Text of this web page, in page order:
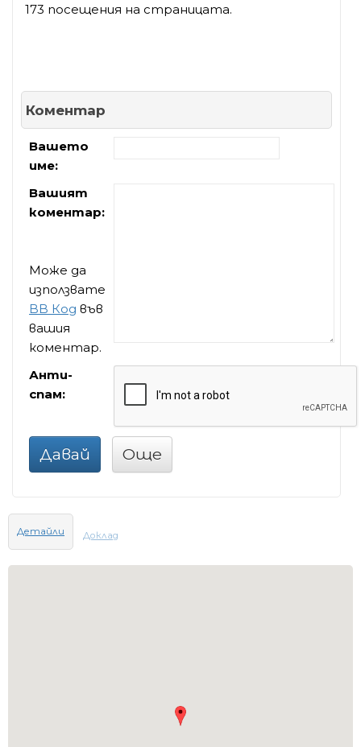
173 посещения на страницата.
Коментар
Вашето
име:
Вашият
коментар:
Може да
използвате
BB Код във
вашия
коментар.
Анти-
спам:
Давай Още
Детайли Доклад